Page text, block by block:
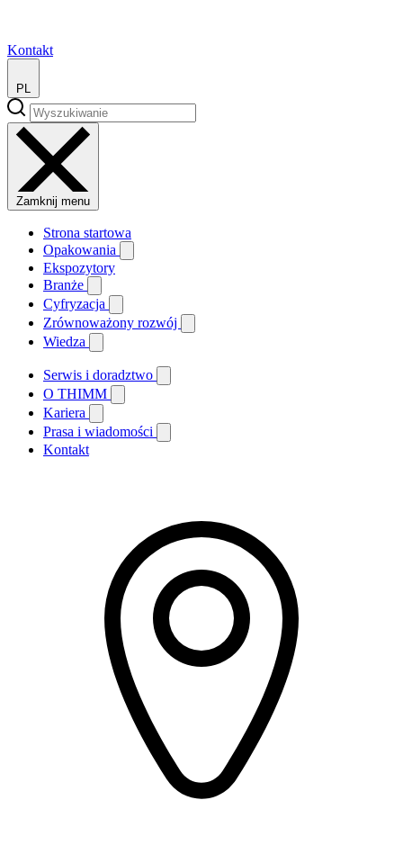
Kontakt
PL
Zamknij menu
Strona startowa
Opakowania
Ekspozytory
Branże
Cyfryzacja
Zrównoważony rozwój
Wiedza
Serwis i doradztwo
O THIMM
Kariera
Prasa i wiadomości
Kontakt